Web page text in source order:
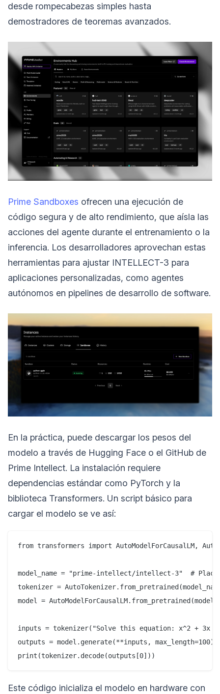
desde rompecabezas simples hasta
demostradores de teoremas avanzados.
Prime Sandboxes ofrecen una ejecución de
código segura y de alto rendimiento, que aísla las
acciones del agente durante el entrenamiento o la
inferencia. Los desarrolladores aprovechan estas
herramientas para ajustar INTELLECT-3 para
aplicaciones personalizadas, como agentes
autónomos en pipelines de desarrollo de software.
En la práctica, puede descargar los pesos del
modelo a través de Hugging Face o el GitHub de
Prime Intellect. La instalación requiere
dependencias estándar como PyTorch y la
biblioteca Transformers. Un script básico para
cargar el modelo se ve así:
from transformers import AutoModelForCausalLM,
model_name = "prime-intellect/intellect-3"  #
tokenizer =
model =
inputs = tokenizer("Solve this equation: x^2 + 3x
outputs = model.generate(**inputs, max_length=100)
Este código inicializa el modelo en hardware con